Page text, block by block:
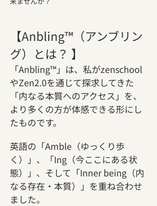
【Anbling™（アンブリン
グ）とは？ 】
「Anbling™」は、私がzenschool
やZen2.0を通じて探求してきた
「内なる本質へのアクセス」を、
より多くの方が体感できる形にし
たものです。
英語の「Amble（ゆっくり歩
く）」、「Ing（今ここにある状
態）」、そして「Inner being（内
なる存在・本質）」を重ね合わせ
ました。